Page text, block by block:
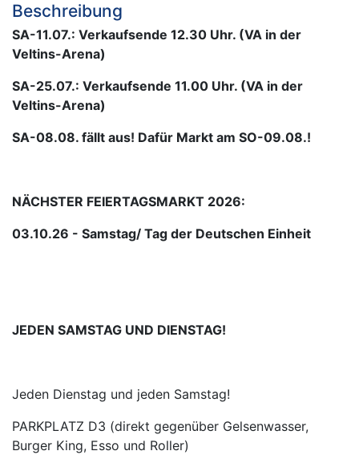
Beschreibung
SA-11.07.: Verkaufsende 12.30 Uhr. (VA in der
Veltins-Arena)
SA-25.07.: Verkaufsende 11.00 Uhr. (VA in der
Veltins-Arena)
SA-08.08. fällt aus! Dafür Markt am SO-09.08.!
NÄCHSTER FEIERTAGSMARKT 2026:
03.10.26 - Samstag/ Tag der Deutschen Einheit
JEDEN SAMSTAG UND DIENSTAG!
Jeden Dienstag und jeden Samstag!
PARKPLATZ D3 (direkt gegenüber Gelsenwasser,
Burger King, Esso und Roller)